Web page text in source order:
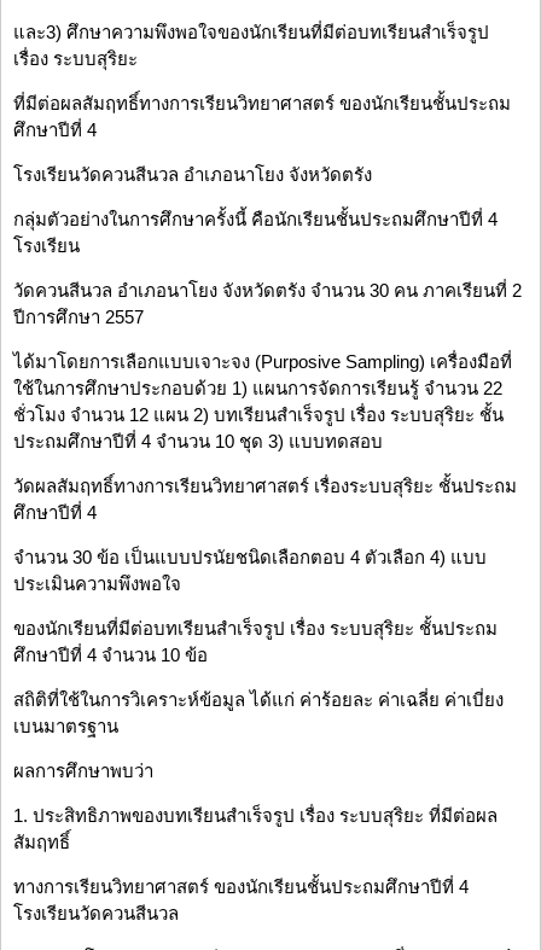
และ3) ศึกษาความพึงพอใจของนักเรียนที่มีต่อบทเรียนสำเร็จรูป
เรื่อง ระบบสุริยะ
ที่มีต่อผลสัมฤทธิ์ทางการเรียนวิทยาศาสตร์ ของนักเรียนชั้นประถม
ศึกษาปีที่ 4
โรงเรียนวัดควนสีนวล อำเภอนาโยง จังหวัดตรัง
กลุ่มตัวอย่างในการศึกษาครั้งนี้ คือนักเรียนชั้นประถมศึกษาปีที่ 4
โรงเรียน
วัดควนสีนวล อำเภอนาโยง จังหวัดตรัง จำนวน 30 คน ภาคเรียนที่ 2
ปีการศึกษา 2557
ได้มาโดยการเลือกแบบเจาะจง (Purposive Sampling) เครื่องมือที่
ใช้ในการศึกษาประกอบด้วย 1) แผนการจัดการเรียนรู้ จำนวน 22
ชั่วโมง จำนวน 12 แผน 2) บทเรียนสำเร็จรูป เรื่อง ระบบสุริยะ ชั้น
ประถมศึกษาปีที่ 4 จำนวน 10 ชุด 3) แบบทดสอบ
วัดผลสัมฤทธิ์ทางการเรียนวิทยาศาสตร์ เรื่องระบบสุริยะ ชั้นประถม
ศึกษาปีที่ 4
จำนวน 30 ข้อ เป็นแบบปรนัยชนิดเลือกตอบ 4 ตัวเลือก 4) แบบ
ประเมินความพึงพอใจ
ของนักเรียนที่มีต่อบทเรียนสำเร็จรูป เรื่อง ระบบสุริยะ ชั้นประถม
ศึกษาปีที่ 4 จำนวน 10 ข้อ
สถิติที่ใช้ในการวิเคราะห์ข้อมูล ได้แก่ ค่าร้อยละ ค่าเฉลี่ย ค่าเบี่ยง
เบนมาตรฐาน
ผลการศึกษาพบว่า
1. ประสิทธิภาพของบทเรียนสำเร็จรูป เรื่อง ระบบสุริยะ ที่มีต่อผล
สัมฤทธิ์
ทางการเรียนวิทยาศาสตร์ ของนักเรียนชั้นประถมศึกษาปีที่ 4
โรงเรียนวัดควนสีนวล